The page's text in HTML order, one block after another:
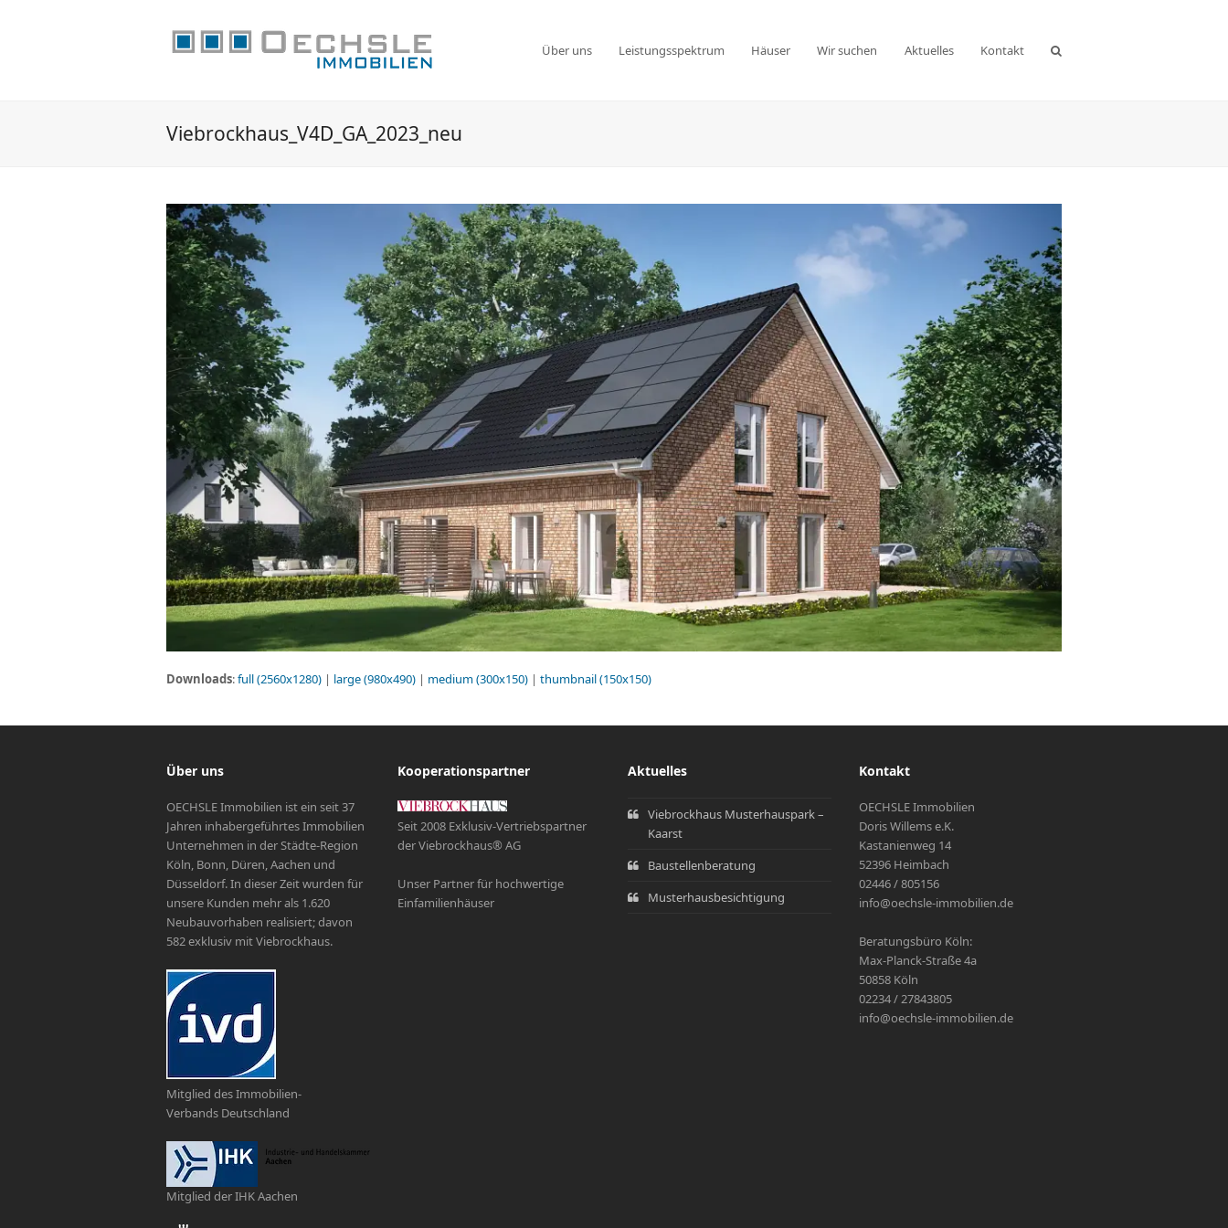
Über uns Leistungsspektrum Häuser Wir suchen Aktuelles Kontakt
Viebrockhaus_V4D_GA_2023_neu
Downloads:full (2560x1280) | large (980x490) | medium (300x150) | thumbnail (150x150)
Über uns
OECHSLE Immobilien ist ein seit 37
Jahren inhabergeführtes Immobilien
Unternehmen in der Städte-Region
Köln, Bonn, Düren, Aachen und
Düsseldorf. In dieser Zeit wurden für
unsere Kunden mehr als 1.620
Neubauvorhaben realisiert; davon
582 exklusiv mit Viebrockhaus.
Mitglied des Immobilien-
Verbands Deutschland
Mitglied der IHK Aachen
Kooperationspartner
Seit 2008 Exklusiv-Vertriebspartner
der Viebrockhaus® AG
Unser Partner für hochwertige
Einfamilienhäuser
Aktuelles
Viebrockhaus Musterhauspark –
Kaarst
Baustellenberatung
Musterhausbesichtigung
Kontakt
OECHSLE Immobilien
Doris Willems e.K.
Kastanienweg 14
52396 Heimbach
02446 / 805156
info@oechsle-immobilien.de
Beratungsbüro Köln:
Max-Planck-Straße 4a
50858 Köln
02234 / 27843805
info@oechsle-immobilien.de